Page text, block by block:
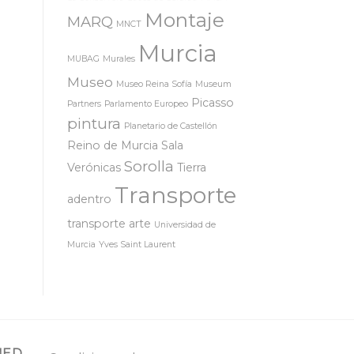
MARQ MNCT Montaje
MUBAG Murales Murcia
Museo Museo Reina Sofía Museum
Partners Parlamento Europeo Picasso
pintura Planetario de Castellón
Reino de Murcia Sala
Verónicas Sorolla Tierra
adentro Transporte
transporte arte Universidad de
Murcia Yves Saint Laurent